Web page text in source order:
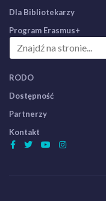
Dla Bibliotekarzy
Program Erasmus+
RODO
Dostępność
Partnerzy
Kontakt